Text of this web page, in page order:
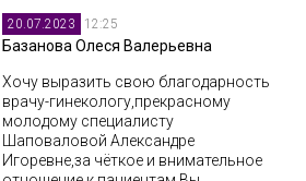
20.07.2023 12:25
Базанова Олеся Валерьевна
Хочу выразить свою благодарность
врачу-гинекологу,прекрасному
молодому специалисту
Шаповаловой Александре
Игоревне,за чёткое и внимательное